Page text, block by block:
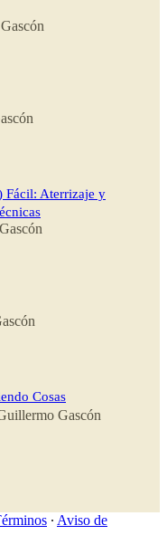
Fácil: Aterrizaje y
Cosas
Gascón
∙ Aviso de